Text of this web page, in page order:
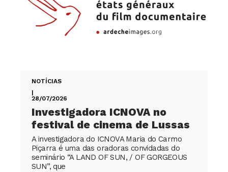
NOTÍCIAS
|
28/07/2026
Investigadora ICNOVA no
festival de cinema de Lussas
A investigadora do ICNOVA Maria do Carmo
Piçarra é uma das oradoras convidadas do
seminário “A LAND OF SUN, / OF GORGEOUS
SUN”, que